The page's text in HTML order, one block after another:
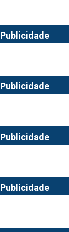
Publicidade
Publicidade
Publicidade
Publicidade